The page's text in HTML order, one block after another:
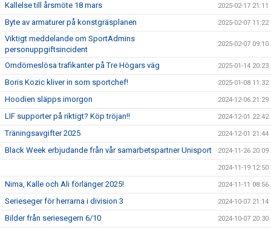
Kallelse till årsmöte 18 mars 2025-02-17 21:11
Byte av armaturer på konstgräsplanen 2025-02-07 11:22
Viktigt meddelande om SportAdmins
personuppgiftsincident
2025-02-07 09:10
Omdömeslösa trafikanter på Tre Högars väg 2025-01-14 20:23
Boris Kozic kliver in som sportchef! 2025-01-08 11:32
Hoodien släpps imorgon 2024-12-06 21:29
LIF supporter på riktigt? Köp tröjan!! 2024-12-01 22:42
Träningsavgifter 2025 2024-12-01 21:44
Black Week erbjudande från vår samarbetspartner Unisport 2024-11-26 20:09
2024-11-19 12:50
Nima, Kalle och Ali förlänger 2025! 2024-11-11 08:56
Serieseger för herrarna i division 3 2024-10-07 21:14
Bilder från seriesegern 6/10 2024-10-07 20:30